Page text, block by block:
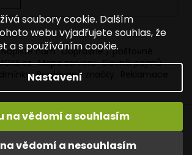
soubory cookie. Dalším
webu vyjadřujete souhlas, že
a s používáním cookie.
Nastavení
na vědomí a nesouhlasím
na vědomí a souhlasím
Napište nám Dopravné / poštovné
Mapa serveru Slovník pojmů
Prodávané značky
Vytvořil Shoptet
- Specialista na e-cigarety.
vyhrazena. Upravit nastavení cookies